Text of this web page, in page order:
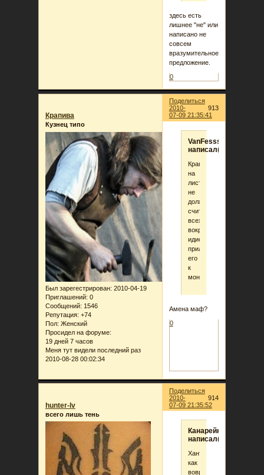
здесь есть
лишнее "не" или
написано не
совсем
вразумительное
предложение.
0
Поделиться
913
2010-
07-09 21:35:41
Крапива
Кузнец типо
Был зарегестрирован: 2010-04-19
Приглашений: 0
Сообщений: 1546
Репутация: +74
Пол: Женский
Просидел на форуме:
19 дней 7 часов
Меня тут видели последний раз
2010-08-28 00:02:34
VanFesss
написал(а):
Крапива,напиши
на
листочке:я
не
должна
считать
всех
вокруг
идиотами,и
прилепи
его
к
монитору.
Амена маф?
0
Поделиться
914
2010-
07-09 21:35:52
hunter-lv
всего лишь тень
Канарейка
написал(а):
Хантер,
как
вовремя